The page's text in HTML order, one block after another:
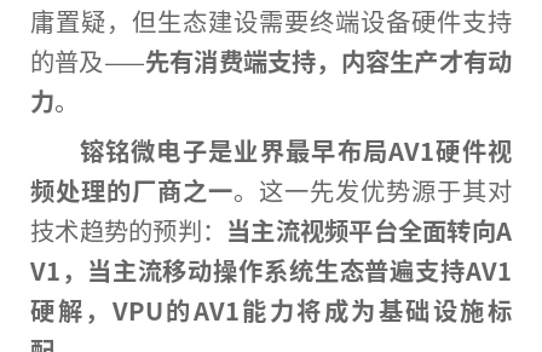
庸置疑，但生态建设需要终端设备硬件支持
的普及——先有消费端支持，内容生产才有动
力。
镕铭微电子是业界最早布局AV1硬件视
频处理的厂商之一。这一先发优势源于其对
技术趋势的预判： 当主流视频平台全面转向A
V1，当主流移动操作系统生态普遍支持AV1
硬解，VPU的AV1能力将成为基础设施标